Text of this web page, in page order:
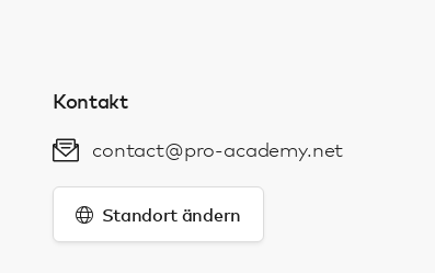
Kontakt
contact@pro-academy.net
Standort ändern